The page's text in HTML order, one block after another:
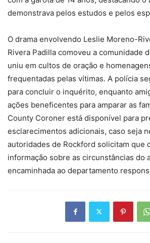
demonstrava pelos estudos e pelos
O drama envolvendo Leslie Moreno-
Rivera Padilla comoveu a comunidade
uniu em cultos de oração e
frequentadas pelas vítimas. A polícia
para concluir o inquérito, enquanto
ações beneficentes para amparar as
County Coroner está disponível para
esclarecimentos adicionais, caso seja
autoridades de Rockford solicitam que
informação sobre as circunstâncias do
encaminhada ao departamento